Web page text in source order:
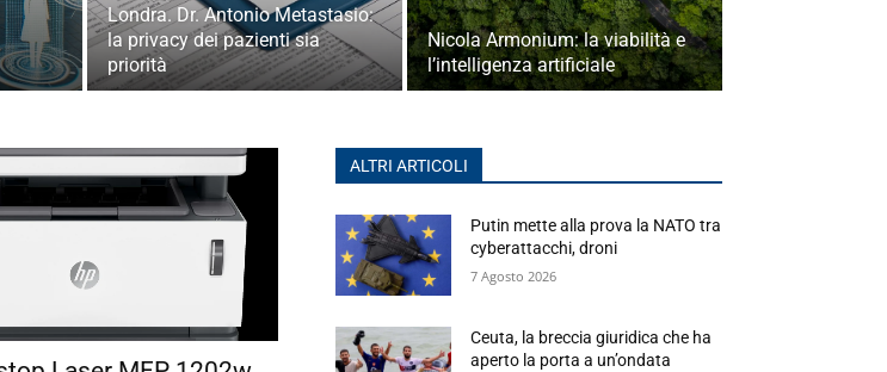
Londra. Dr. Antonio Metastasio:
la privacy dei pazienti sia
priorità
Nicola Armonium: la viabilità e
l’intelligenza artificiale
ALTRI ARTICOLI
Putin mette alla prova la NATO tra
cyberattacchi, droni
7 Agosto 2026
Ceuta, la breccia giuridica che ha
aperto la porta a un’ondata